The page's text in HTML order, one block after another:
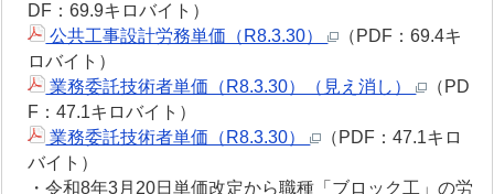
DF：69.9キロバイト）
公共工事設計労務単価（R8.3.30）
（PDF：69.4キ
ロバイト）
業務委託技術者単価（R8.3.30）（見え消し）
（PD
F：47.1キロバイト）
業務委託技術者単価（R8.3.30）
（PDF：47.1キロ
バイト）
・令和8年3月20日単価改定から職種「ブロック工」の労